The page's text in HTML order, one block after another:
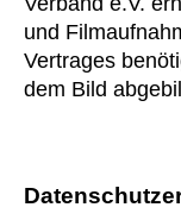
und
Vertrages
dem Bild